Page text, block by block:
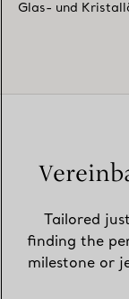
Glas- und
Tailored
finding the
milestone or